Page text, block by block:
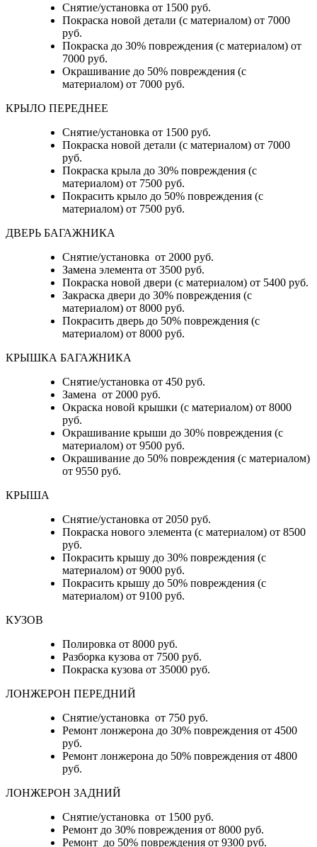
Снятие/установка от 1500 руб.
Покраска новой детали (с материалом) от 7000
руб.
Покраска до 30% повреждения (с материалом) от
7000 руб.
Окрашивание до 50% повреждения (с
материалом) от 7000 руб.
КРЫЛО ПЕРЕДНЕЕ
Снятие/установка от 1500 руб.
Покраска новой детали (с материалом) от 7000
руб.
Покраска крыла до 30% повреждения (с
материалом) от 7500 руб.
Покрасить крыло до 50% повреждения (с
материалом) от 7500 руб.
ДВЕРЬ БАГАЖНИКА
Снятие/установка от 2000 руб.
Замена элемента от 3500 руб.
Покраска новой двери (с материалом) от 5400 руб.
Закраска двери до 30% повреждения (с
материалом) от 8000 руб.
Покрасить дверь до 50% повреждения (с
материалом) от 8000 руб.
КРЫШКА БАГАЖНИКА
Снятие/установка от 450 руб.
Замена от 2000 руб.
Окраска новой крышки (с материалом) от 8000
руб.
Окрашивание крыши до 30% повреждения (с
материалом) от 9500 руб.
Окрашивание до 50% повреждения (с материалом)
от 9550 руб.
КРЫША
Снятие/установка от 2050 руб.
Покраска нового элемента (с материалом) от 8500
руб.
Покрасить крышу до 30% повреждения (с
материалом) от 9000 руб.
Покрасить крышу до 50% повреждения (с
материалом) от 9100 руб.
КУЗОВ
Полировка от 8000 руб.
Разборка кузова от 7500 руб.
Покраска кузова от 35000 руб.
ЛОНЖЕРОН ПЕРЕДНИЙ
Снятие/установка от 750 руб.
Ремонт лонжерона до 30% повреждения от 4500
руб.
Ремонт лонжерона до 50% повреждения от 4800
руб.
ЛОНЖЕРОН ЗАДНИЙ
Снятие/установка от 1500 руб.
Ремонт до 30% повреждения от 8000 руб.
Ремонт до 50% повреждения от 9300 руб.